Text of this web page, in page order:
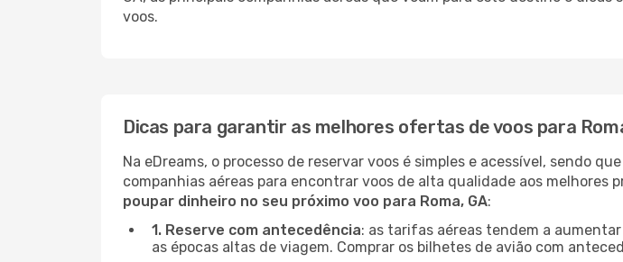
voos.
Dicas para garantir as melhores ofertas de voos para
Na eDreams, o processo de reservar voos é simples e acessível, sendo
companhias aéreas para encontrar voos de alta qualidade aos melhores
poupar dinheiro no seu próximo voo para Roma, GA:
1. Reserve com antecedência: as tarifas aéreas tendem a
as épocas altas de viagem. Comprar os bilhetes de avião com